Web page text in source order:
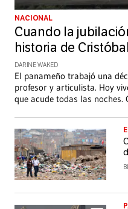
NACIONAL
Cuando la
historia de
DARINE WAKED
El panameño trabajó una
profesor y articulista. Hoy
que acude todas las noches.